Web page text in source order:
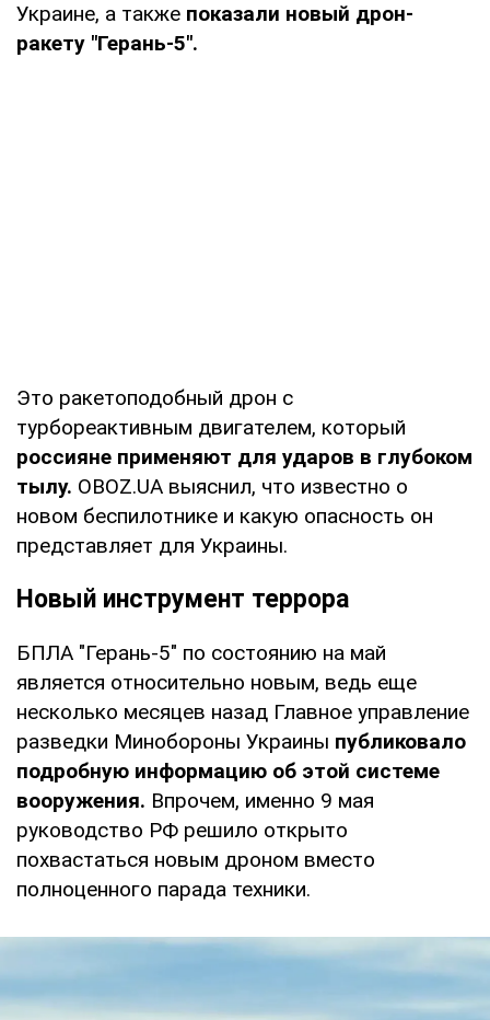
Украине, а также показали новый дрон-
ракету "Герань-5".
Это ракетоподобный дрон с
турбореактивным двигателем, который
россияне применяют для ударов в глубоком
тылу. OBOZ.UA выяснил, что известно о
новом беспилотнике и какую опасность он
представляет для Украины.
Новый инструмент террора
БПЛА "Герань-5" по состоянию на май
является относительно новым, ведь еще
несколько месяцев назад Главное управление
разведки Минобороны Украины публиковало
подробную информацию об этой системе
вооружения. Впрочем, именно 9 мая
руководство РФ решило открыто
похвастаться новым дроном вместо
полноценного парада техники.